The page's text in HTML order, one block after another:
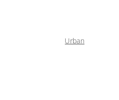
Urban